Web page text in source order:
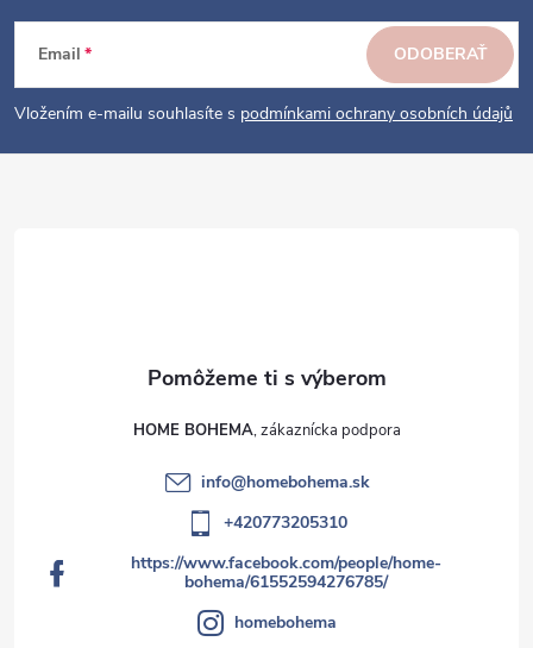
p
e
Email
Vložením e-mailu souhlasíte s podmínkami ochrany osobních údajů
ODOBERAŤ
HOME BOHEMA
info@homebohema.sk
+420773205310
https://www.facebook.com/people/home-
bohema/61552594276785/
homebohema